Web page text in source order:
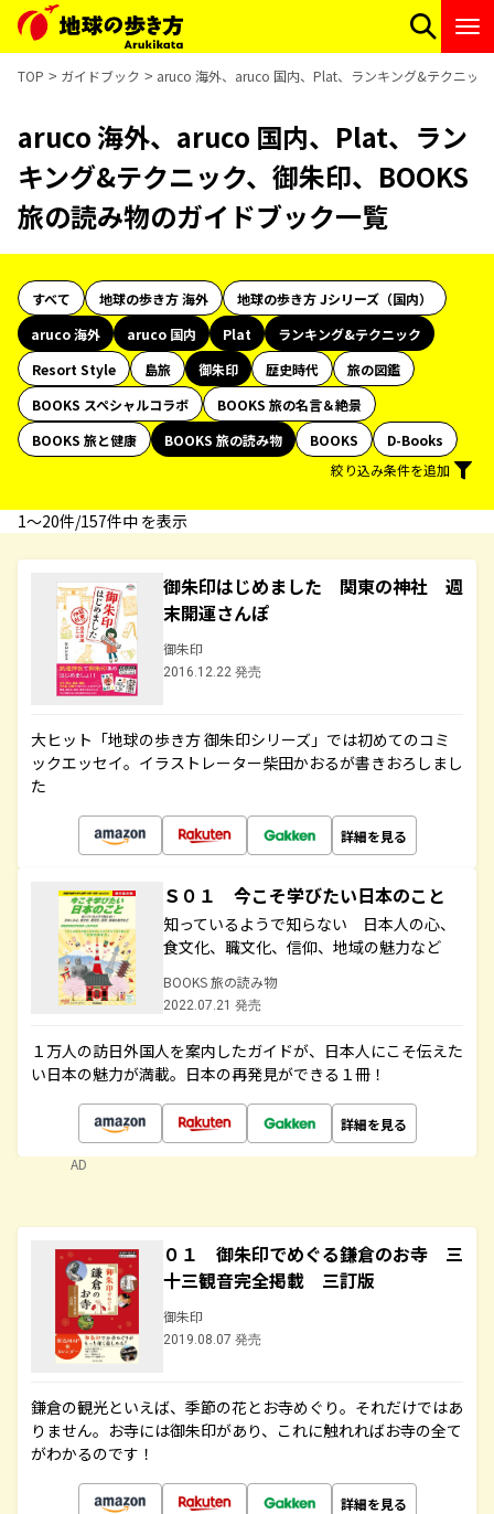
TOP ガイドブック aruco 海外、aruco 国内、Plat、ランキング&テクニッ
aruco 海外、aruco 国内、Plat、ラン
キング&テクニック、御朱印、BOOKS
旅の読み物のガイドブック一覧
すべて 地球の歩き方 海外
地球の歩き方 Jシリーズ（国内）
aruco 海外
aruco 国内 Plat
ランキング&テクニック
Resort Style
島旅 御朱印 歴史時代
旅の図鑑
BOOKS スペシャルコラボ
BOOKS 旅の名言＆絶景
BOOKS 旅と健康
BOOKS 旅の読み物 BOOKS
D-Books
絞り込み条件を追加
1〜20件/157件中 を表示
御朱印はじめました 関東の神社 週
末開運さんぽ
御朱印
2016.12.22 発売
大ヒット「地球の歩き方 御朱印シリーズ」では初めてのコミ
ックエッセイ。イラストレーター柴田かおるが書きおろしまし
た
詳細を見る
Ｓ０１ 今こそ学びたい日本のこと
知っているようで知らない 日本人の心、
食文化、職文化、信仰、地域の魅力など
BOOKS 旅の読み物
2022.07.21 発売
１万人の訪日外国人を案内したガイドが、日本人にこそ伝えた
い日本の魅力が満載。日本の再発見ができる１冊！
詳細を見る
AD
０１ 御朱印でめぐる鎌倉のお寺 三
十三観音完全掲載 三訂版
御朱印
2019.08.07 発売
鎌倉の観光といえば、季節の花とお寺めぐり。それだけではあ
りません。お寺には御朱印があり、これに触れればお寺の全て
がわかるのです！
詳細を見る